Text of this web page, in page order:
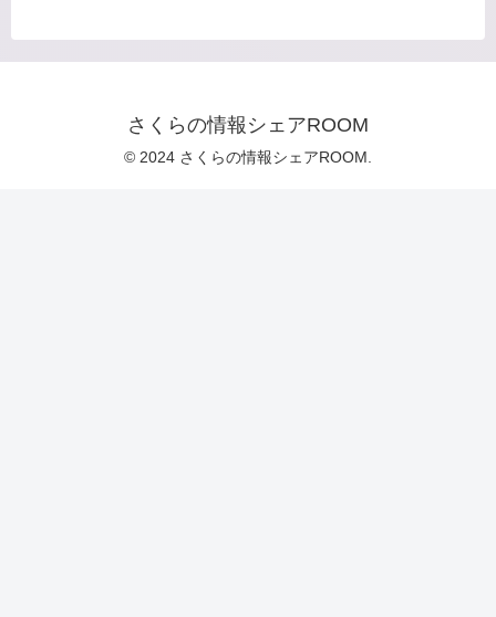
さくらの情報シェアROOM
© 2024 さくらの情報シェアROOM.